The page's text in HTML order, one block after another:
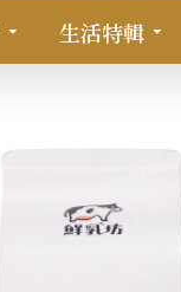
生活特輯